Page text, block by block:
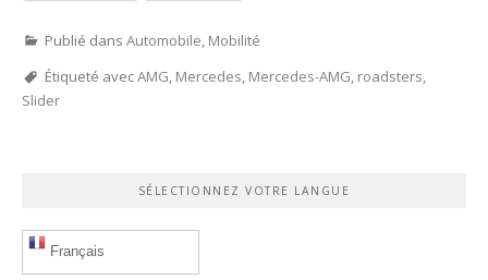
Publié dans Automobile Mobilité
Étiqueté avecAMG Mercedes Mercedes-AMG roadsters
Slider
SÉLECTIONNEZ VOTRE LANGUE
Français